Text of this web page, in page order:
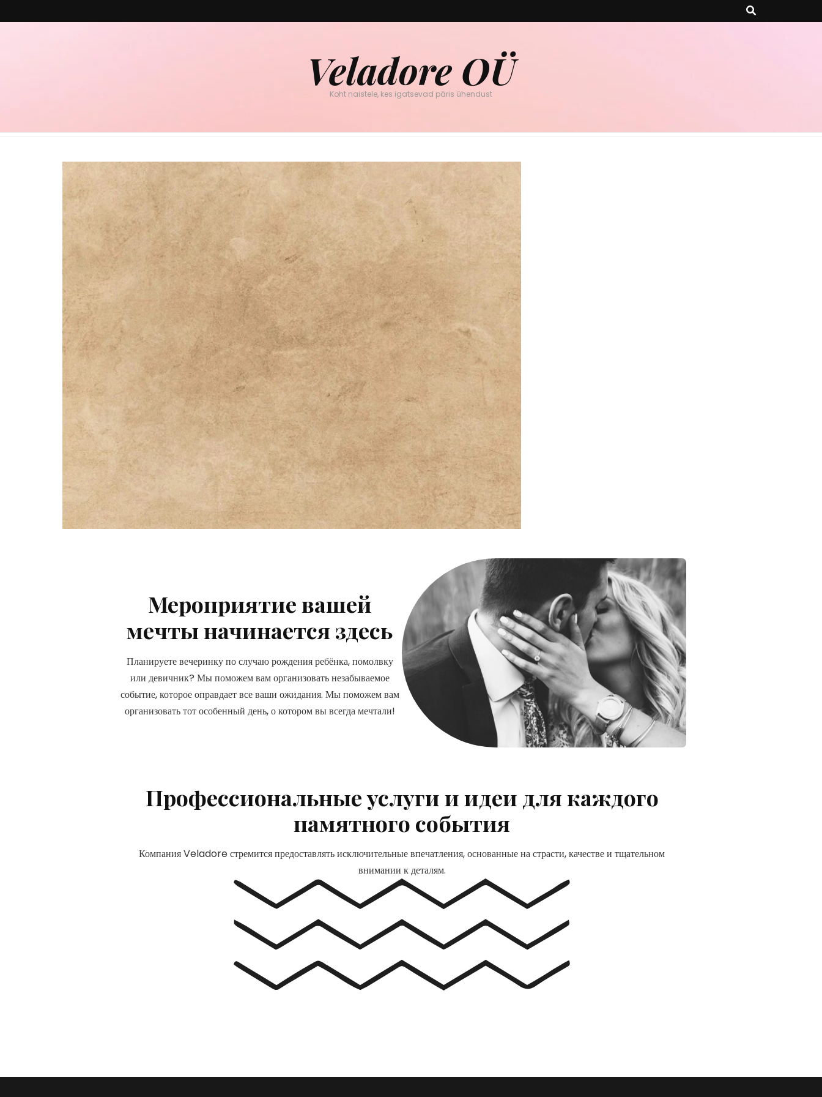
Veladore OÜ
Koht naistele, kes igatsevad päris ühendust
Мероприятие вашей
мечты начинается здесь
Планируете вечеринку по случаю рождения ребёнка, помолвку
или девичник? Мы поможем вам организовать незабываемое
событие, которое оправдает все ваши ожидания. Мы поможем вам
организовать тот особенный день, о котором вы всегда мечтали!
Профессиональные услуги и идеи для каждого
памятного события
Компания Veladore стремится предоставлять исключительные впечатления, основанные на страсти, качестве и тщательном
внимании к деталям.